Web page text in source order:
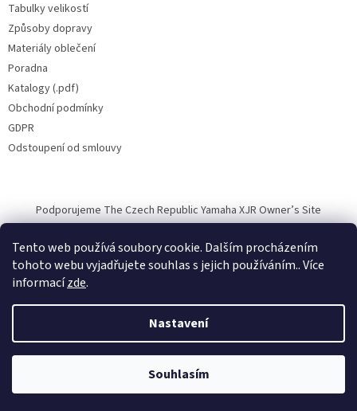
Tento web používá soubory cookie. Dalším procházením
tohoto webu vyjadřujete souhlas s jejich používáním.. Více
informacízde.
Nastavení
Souhlasím
Tabulky velikostí
Způsoby dopravy
Materiály oblečení
Poradna
Katalogy (.pdf)
Obchodní podmínky
GDPR
Odstoupení od smlouvy
Podporujeme The Czech Republic Yamaha XJR Owner’s Site
Copyright 2026Halvarssons.CZ. Všechna práva vyhrazena.